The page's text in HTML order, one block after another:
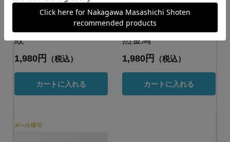
金鳥の夏日本の夏
注染てぬぐい 金鳥
紋
1,980円 （税込）
カートに入れる
金鳥の夏日本の夏
菊染めてぬぐい 天
然金鳥
1,980円 （税込）
カートに入れる